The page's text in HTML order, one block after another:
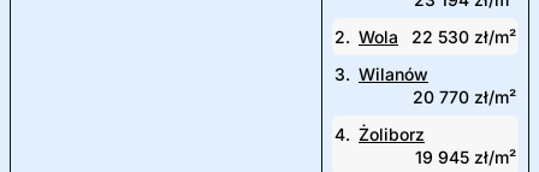
2. Wola
22 530 zł/m²
3. Wilanów
20 770 zł/m²
4. Żoliborz
19 945 zł/m²